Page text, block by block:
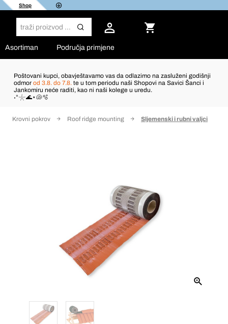
Shop
Asortiman Područja primjene
Poštovani kupci, obavještavamo vas da odlazimo na zasluženi godišnji
odmor od 3.8. do 7.8. te u tom periodu naši Shopovi na Savici Šanci i
Jankomiru neće raditi, kao ni naši kolege u uredu.
˖°𓇼🌊⋆🐚🫧
Krovni pokrov Roof ridge mounting Sljemenski i rubni valjci